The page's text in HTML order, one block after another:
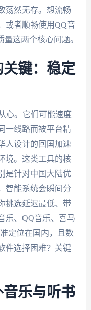
荡然无存。想流畅
或者顺畅使用QQ音
这两个核心问题。
键：稳定
心。它们可能速度
一线路而被平台精
人设计的回国加速
境。这类工具的核
是针对中国大陆优
智能系统会瞬间分
挑选延迟最低、带
乐、QQ音乐、喜马
定位在国内，且数
件选择困难？关键
乐与听书